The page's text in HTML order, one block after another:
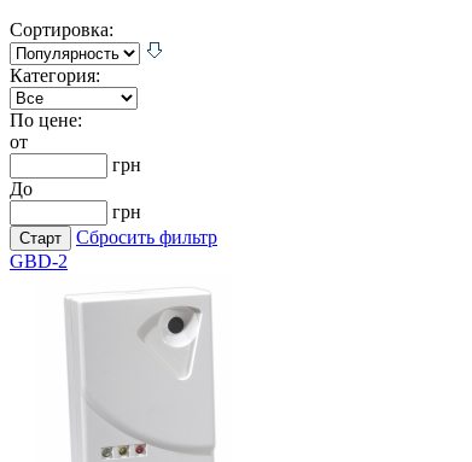
Сортировка:
Категория:
По цене:
от
грн
До
грн
Сбросить фильтр
GBD-2